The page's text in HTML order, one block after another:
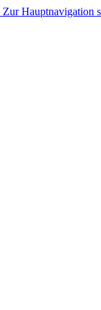
Zur Hauptnavigation